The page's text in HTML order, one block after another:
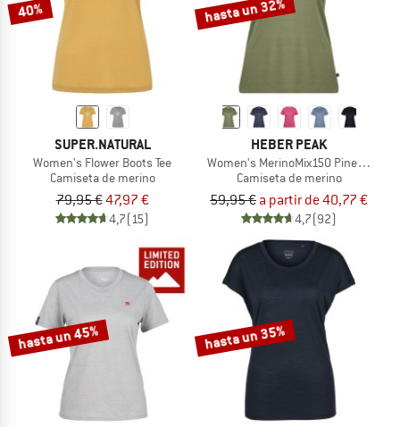
40%
SUPER.NATURAL
Women's Flower Boots Tee
Camiseta de merino
79,95 €47,97 €
4,7(15)
hasta un 32%
HEBER PEAK
Women's MerinoMix150
Camiseta de merino
59,95 € a partir de 40,77 €
4,7(92)
hasta un 45% hasta un 35%